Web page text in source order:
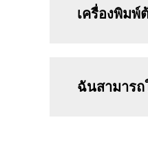
เครื่องพิมพ์
ฉันสามารถ